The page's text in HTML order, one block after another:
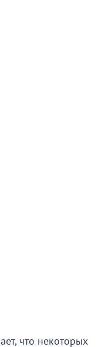
что некоторых